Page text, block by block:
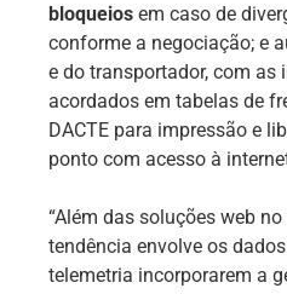
bloqueios em caso de
conforme a negociação; e
e do transportador, com as
acordados em tabelas de
DACTE para impressão e
ponto com acesso à
“Além das soluções web
tendência envolve os
telemetria incorporarem a